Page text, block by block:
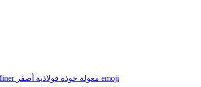
Adélie penguin Miner معولة خوذة فولاذية أصفر emoji